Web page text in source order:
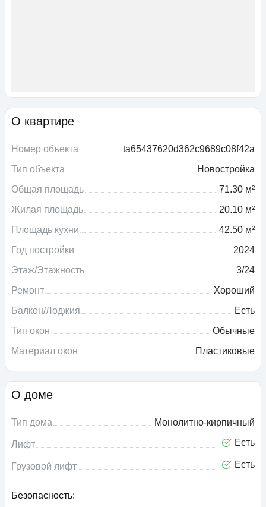
О квартире
Номер объекта
ta65437620d362c9689c08f42a
Тип объекта
Новостройка
Общая площадь
71.30 м²
Жилая площадь
20.10 м²
Площадь кухни
42.50 м²
Год постройки
2024
Этаж/Этажность
3/24
Ремонт
Хороший
Балкон/Лоджия
Есть
Тип окон
Обычные
Материал окон
Пластиковые
О доме
Тип дома Монолитно-кирпичный
Лифт Есть
Грузовой лифт Есть
Безопасность: